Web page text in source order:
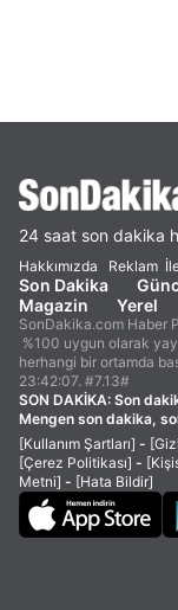
24 saat son dakika
Hakkımızda Reklam
Son Dakika
Magazin
Yerel
SonDakika.com Haber
%100 uygun olarak
herhangi bir ortamda
23:42:07. #7.13#
SON DAKİKA: Son
Mengen son dakika,
[Kullanım Şartları] -
[Çerez Politikası] -
Metni] - [Hata Bildir]